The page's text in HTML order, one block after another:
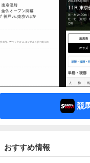
競
おすすめ情報